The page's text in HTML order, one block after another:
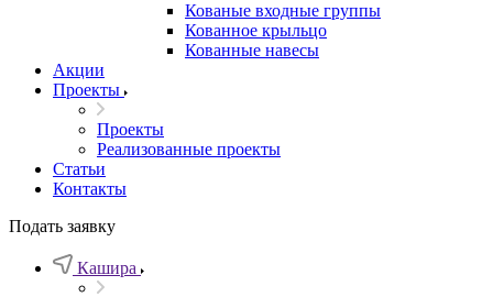
Кованые входные группы
Кованное крыльцо
Кованные навесы
Акции
Проекты
Проекты
Реализованные проекты
Статьи
Контакты
Подать заявку
Кашира